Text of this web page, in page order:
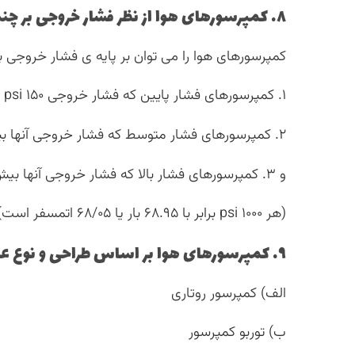
۸. کمپرسورهای هوا از نظر فشار خروجی بر چند دسته اند؟
کمپرسورهای هوا را می توان بر پایه ی فشار خروجی بر ۳ دسته ی ذیل تقسیم
۱. کمپرسورهای فشار پایین که فشار خروجی ۱۵۰ psi و یا کمتر دارند. ( زیر ۱۰ بار)
۲. کمپرسورهای فشار متوسط که فشار خروجی آنها بین ۱۵۱ تا ۱۰۰۰ psi است. (بین ۱۰ تا ۷۰ بار)
و ۳. کمپرسورهای فشار بالا که فشار خروجی آنها بیش از ۱۰۰۰psi است. (فراتر از ۷۰ بار)
(هر ۱۰۰۰ psi برابر با ۶۸.۹۵ بار یا ۶۸/۰۵ اتمسفر است)
۹. کمپرسورهای هوا بر اساس طراحی و نوع عملکرد به چند دسته تقسیم می شوند؟
الف)‌ کمپرسور روتاری
ب) توربو کمپرسور